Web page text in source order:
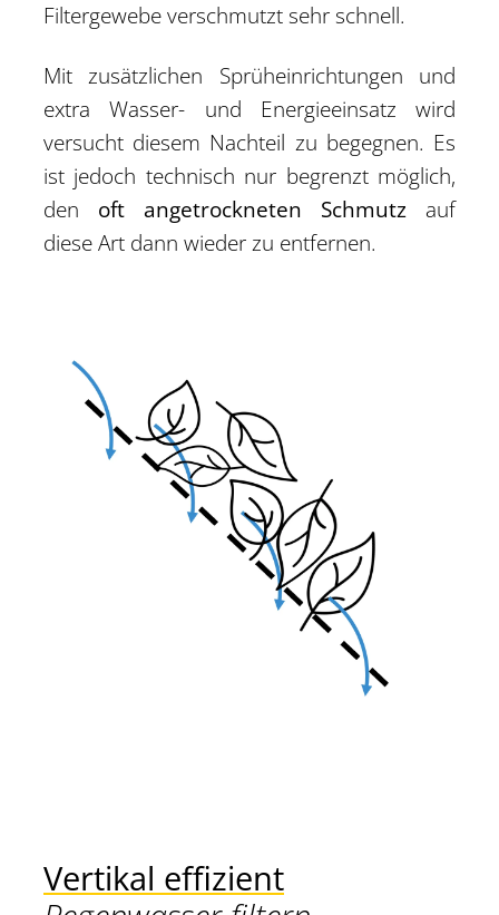
Filtergewebe verschmutzt sehr schnell.
Mit zusätzlichen Sprüheinrichtungen und
extra Wasser- und Energieeinsatz wird
versucht diesem Nachteil zu begegnen. Es
ist jedoch technisch nur begrenzt möglich,
den oft angetrockneten Schmutz auf
diese Art dann wieder zu entfernen.
Vertikal effizient